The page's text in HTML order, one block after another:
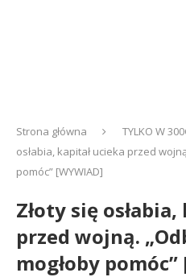
Strona główna TYLKO W
osłabia, kapitał ucieka przed
pomóc” [WYWIAD]
Złoty się
przed wojną.
mogłoby pomóc”